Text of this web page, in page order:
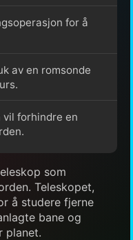
for å
av en romsonde
vil forhindre en
som
Teleskopet,
å studere fjerne
bane og
planet.